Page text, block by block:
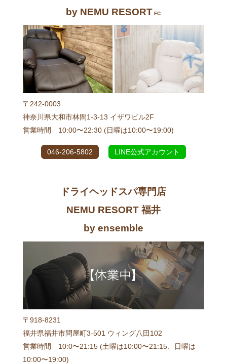
by NEMU RESORT FC
〒242-0003
神奈川県大和市林間1-3-13 イザワビル2F
営業時間 10:00〜22:30 (日曜は10:00〜19:00)
046-206-5802 LINE公式アカウント
ドライヘッドスパ専門店
NEMU RESORT 福井
by ensemble
〒918-8231
福井県福井市問屋町3-501 ウィング八田102
営業時間 10:0〜21:15 (土曜は10:00〜21:15、日曜は
10:00〜19:00)